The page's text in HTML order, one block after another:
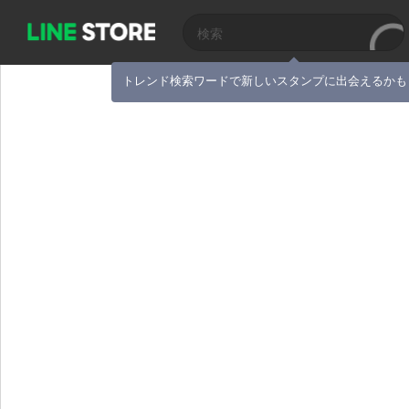
トレンド検索ワードで新しいスタンプに出会えるか